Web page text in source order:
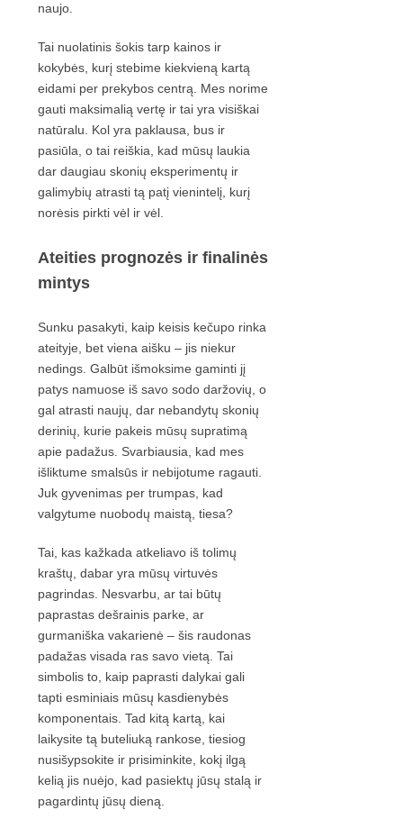
naujo.
Tai nuolatinis šokis tarp kainos ir
kokybės, kurį stebime kiekvieną kartą
eidami per prekybos centrą. Mes norime
gauti maksimalią vertę ir tai yra visiškai
natūralu. Kol yra paklausa, bus ir
pasiūla, o tai reiškia, kad mūsų laukia
dar daugiau skonių eksperimentų ir
galimybių atrasti tą patį vienintelį, kurį
norėsis pirkti vėl ir vėl.
Ateities prognozės ir finalinės
mintys
Sunku pasakyti, kaip keisis kečupo rinka
ateityje, bet viena aišku – jis niekur
nedings. Galbūt išmoksime gaminti jį
patys namuose iš savo sodo daržovių, o
gal atrasti naujų, dar nebandytų skonių
derinių, kurie pakeis mūsų supratimą
apie padažus. Svarbiausia, kad mes
išliktume smalsūs ir nebijotume ragauti.
Juk gyvenimas per trumpas, kad
valgytume nuobodų maistą, tiesa?
Tai, kas kažkada atkeliavo iš tolimų
kraštų, dabar yra mūsų virtuvės
pagrindas. Nesvarbu, ar tai būtų
paprastas dešrainis parke, ar
gurmaniška vakarienė – šis raudonas
padažas visada ras savo vietą. Tai
simbolis to, kaip paprasti dalykai gali
tapti esminiais mūsų kasdienybės
komponentais. Tad kitą kartą, kai
laikysite tą buteliuką rankose, tiesiog
nusišypsokite ir prisiminkite, kokį ilgą
kelią jis nuėjo, kad pasiektų jūsų stalą ir
pagardintų jūsų dieną.